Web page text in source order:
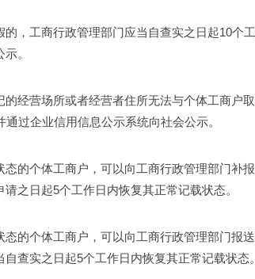
工商行政管理部门应当自查实之日起10个
。
经营场所或者经营者住所无法与个体工商户
过企业信用信息公示系统向社会公示。
的个体工商户，可以向工商行政管理部门补
之日起5个工作日内恢复其正常记载状态。
的个体工商户，可以向工商行政管理部门报
查实之日起5个工作日内恢复其正常记载状态